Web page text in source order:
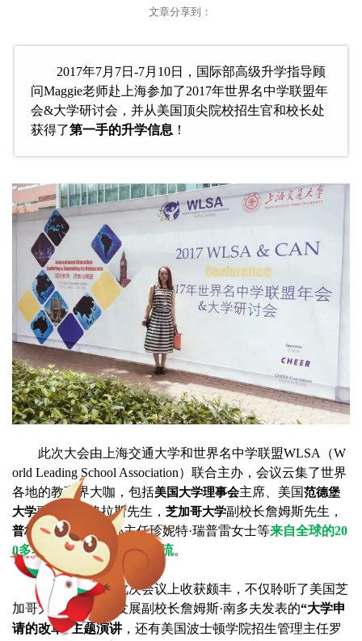
文章分享到：
2017年7月7日-7月10日，国际部高级升学指导顾
问Maggie老师赴上海参加了2017年世界名中学联盟年
会&大学研讨会，并从美国顶尖院校招生官和校长处
获得了第一手的升学信息 ！
此次大会由上海交通大学和世界名中学联盟WLSA（W
orld Leading School Association）联合主办 ，会议云集了世界
各地的教育界大咖，包括美国大学理事会主席、美国范德堡
大学副校长道格拉斯先生， 芝加哥大学副校长詹姆斯先生，
普林斯顿大学 招生办主任珍妮特·瑞普雷女士等来自全球的20
0多名中学及大学教育界名流。
Maggie老师在此次会议上收获颇丰，不仅聆听了美国芝
加哥大学招生学生发展副校长詹姆斯·南多夫发表的“大学申
请的改革”主题演讲，还有美国波士顿学院招生管理主任罗